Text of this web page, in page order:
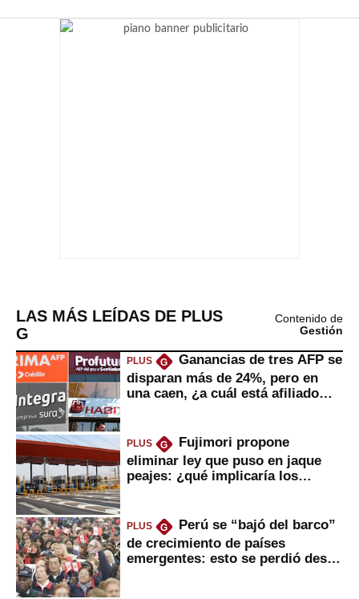
LAS MÁS LEÍDAS DE PLUS
G
Contenido de
Gestión
PLUS G
Ganancias de tres AFP se
disparan más de 24%, pero en
una caen, ¿a cuál está afiliado
PLUS G
Fujimori propone
eliminar ley que puso en jaque
peajes: ¿qué implicaría los
PLUS G
Perú se “bajó del barco”
de crecimiento de países
emergentes: esto se perdió desde